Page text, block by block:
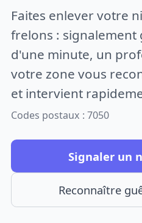
Faites enlever votre
frelons : signalement
d'une minute, un
votre zone vous
et intervient
Codes postaux : 7050
Signaler un
Reconnaître